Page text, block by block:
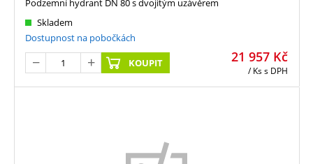
21 957 Kč
/ Kss DPH
Skladem
Dostupnost na pobočkách
KOUPIT
Podzemní hydrant DN 80 s dvojitým uzávěrem